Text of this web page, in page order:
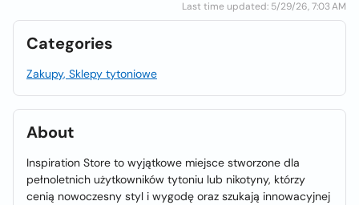
Last time updated: 5/29/26, 7:03 AM
Categories
Zakupy, Sklepy tytoniowe
About
Inspiration Store to wyjątkowe miejsce stworzone dla
pełnoletnich użytkowników tytoniu lub nikotyny, którzy
cenią nowoczesny styl i wygodę oraz szukają innowacyjnej